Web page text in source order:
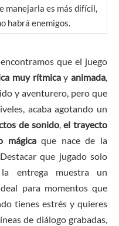
manejarla es más difícil,
habrá enemigos.
que el juego
muy rítmicay animada,
y aventurero, pero que
acaba agotando un
de sonido,el trayecto
mágicaque nace de la
que jugado solo
entrega muestra un
para momentos que
tienes estrés y quieres
de diálogo grabadas,